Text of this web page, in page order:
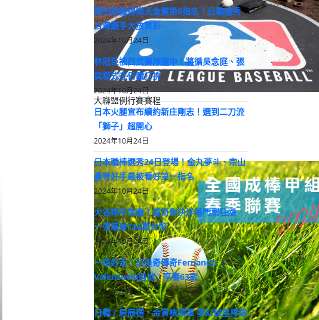
大聯盟例行賽賽程
陽柏翔獲得樂天金鷲第6指名！日職選秀
台灣選手大放異彩
2024年10月24日
林冠臣被西武獅隊選中！將循吳念庭、張
奕模式在日職打拚
2024年10月24日
日本火腿宣布續約新庄剛志！選到二刀流
「獅子」超開心
2024年10月24日
日本職棒選秀24日登場！金丸夢斗、宗山
壘等好手最被看好第一指名
2024年10月24日
大谷翔平效應！道奇對決洋基門票狂漲
一張飆破126萬台幣
2024年10月24日
一路好走！前道奇傳奇Fernando
Valenzuela過世 享壽63歲
2024年10月23日
日韓 / 原辰德、金寅植領軍 夢幻球星棒球